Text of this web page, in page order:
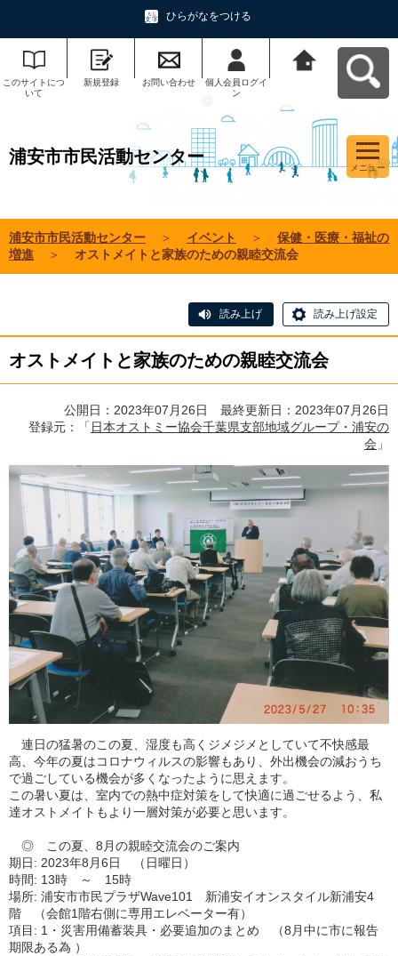
ひらがなをつける
このサイトにつ
いて
新規登録 お問い合わせ
個人会員ログイ
ン
浦安市市民活動センター
メニュー
浦安市市民活動センター ＞ イベント ＞
保健・医療・福祉の
増進
＞ オストメイトと家族のための親睦交流会
読み上げ 読み上げ設定
オストメイトと家族のための親睦交流会
公開日：2023年07月26日 最終更新日：2023年07月26日
登録元：「 日本オストミー協会千葉県支部地域グループ・浦安の
会 」
連日の猛暑のこの夏、湿度も高くジメジメとしていて不快感最
高、今年の夏はコロナウィルスの影響もあり、外出機会の減おうち
で過ごしている機会が多くなったように思えます。
この暑い夏は、室内での熱中症対策をして快適に過ごせるよう、私
達オストメイトもより一層対策が必要と思います。
◎ この夏、8月の親睦交流会のご案内
期日: 2023年8月6日 （日曜日）
時間: 13時 ～ 15時
場所: 浦安市市民プラザWave101 新浦安イオンスタイル新浦安4
階 （会館1階右側に専用エレベーター有）
項目: 1・災害用備蓄装具・必要追加のまとめ （8月中に市に報告
期限ある為 ）